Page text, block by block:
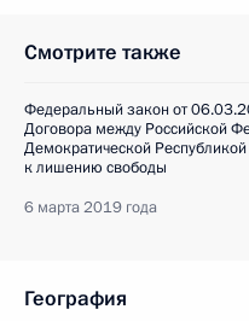
Смотрите также
Федеральный закон от
Договора между Российской
Демократической
к лишению свободы
6 марта 2019 года
География